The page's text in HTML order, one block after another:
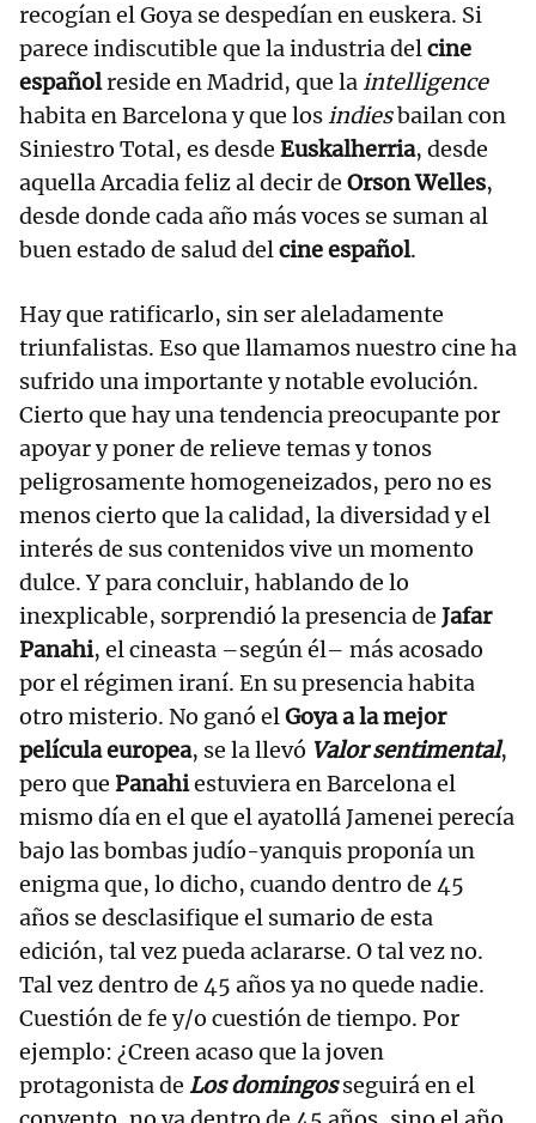
recogían el Goya se despedían en euskera. Si
parece indiscutible que la industria delcine
españolreside en Madrid, que laintelligence
habita en Barcelona y que losindiesbailan con
Siniestro Total, es desde Euskalherria, desde
aquella Arcadia feliz al decir de Orson Welles,
desde donde cada año más voces se suman al
buen estado de salud delcine español.
Hay que ratificarlo, sin ser aleladamente
triunfalistas. Eso que llamamos nuestro cine ha
sufrido una importante y notable evolución.
Cierto que hay una tendencia preocupante por
apoyar y poner de relieve temas y tonos
peligrosamente homogeneizados, pero no es
menos cierto que la calidad, la diversidad y el
interés de sus contenidos vive un momento
dulce. Y para concluir, hablando de lo
inexplicable, sorprendió la presencia de Jafar
Panahi, el cineasta –según él– más acosado
por el régimen iraní. En su presencia habita
otro misterio. No ganó elGoya a la mejor
película europea, se la llevó Valor sentimental,
pero que Panahiestuviera en Barcelona el
mismo día en el que el ayatollá Jamenei perecía
bajo las bombas judío-yanquis proponía un
enigma que, lo dicho, cuando dentro de 45
años se desclasifique el sumario de esta
edición, tal vez pueda aclararse. O tal vez no.
Tal vez dentro de 45 años ya no quede nadie.
Cuestión de fe y/o cuestión de tiempo. Por
ejemplo: ¿Creen acaso que la joven
protagonista de Los domingosseguirá en el